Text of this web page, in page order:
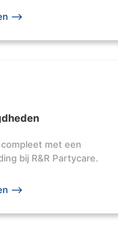
-->
met een
bij R&R Partycare.
-->